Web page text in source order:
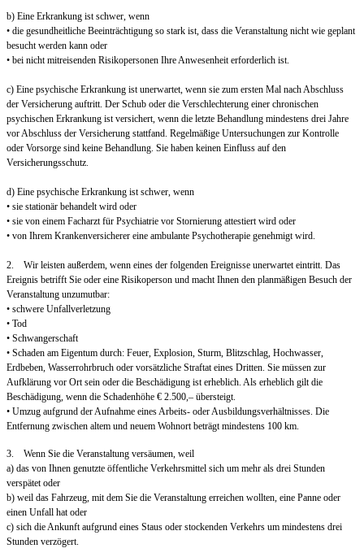
b) Eine Erkrankung ist schwer, wenn
• die gesundheitliche Beeinträchtigung so stark ist, dass die Veranstaltung nicht wie geplant
besucht werden kann oder
• bei nicht mitreisenden Risikopersonen Ihre Anwesenheit erforderlich ist.
c) Eine psychische Erkrankung ist unerwartet, wenn sie zum ersten Mal nach Abschluss
der Versicherung auftritt. Der Schub oder die Verschlechterung einer chronischen
psychischen Erkrankung ist versichert, wenn die letzte Behandlung mindestens drei Jahre
vor Abschluss der Versicherung stattfand. Regelmäßige Untersuchungen zur Kontrolle
oder Vorsorge sind keine Behandlung. Sie haben keinen Einfluss auf den
Versicherungsschutz.
d) Eine psychische Erkrankung ist schwer, wenn
• sie stationär behandelt wird oder
• sie von einem Facharzt für Psychiatrie vor Stornierung attestiert wird oder
• von Ihrem Krankenversicherer eine ambulante Psychotherapie genehmigt wird.
2. Wir leisten außerdem, wenn eines der folgenden Ereignisse unerwartet eintritt. Das
Ereignis betrifft Sie oder eine Risikoperson und macht Ihnen den planmäßigen Besuch der
Veranstaltung unzumutbar:
• schwere Unfallverletzung
• Tod
• Schwangerschaft
• Schaden am Eigentum durch: Feuer, Explosion, Sturm, Blitzschlag, Hochwasser,
Erdbeben, Wasserrohrbruch oder vorsätzliche Straftat eines Dritten. Sie müssen zur
Aufklärung vor Ort sein oder die Beschädigung ist erheblich. Als erheblich gilt die
Beschädigung, wenn die Schadenhöhe € 2.500,– übersteigt.
• Umzug aufgrund der Aufnahme eines Arbeits- oder Ausbildungsverhältnisses. Die
Entfernung zwischen altem und neuem Wohnort beträgt mindestens 100 km.
3. Wenn Sie die Veranstaltung versäumen, weil
a) das von Ihnen genutzte öffentliche Verkehrsmittel sich um mehr als drei Stunden
verspätet oder
b) weil das Fahrzeug, mit dem Sie die Veranstaltung erreichen wollten, eine Panne oder
einen Unfall hat oder
c) sich die Ankunft aufgrund eines Staus oder stockenden Verkehrs um mindestens drei
Stunden verzögert.